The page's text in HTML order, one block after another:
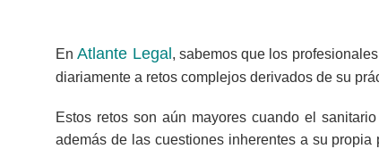
EnAtlante Legal, sabemos que los
diariamente a retos complejos derivados de su
Estos retos son aún mayores cuando el
además de las cuestiones inherentes a su propia